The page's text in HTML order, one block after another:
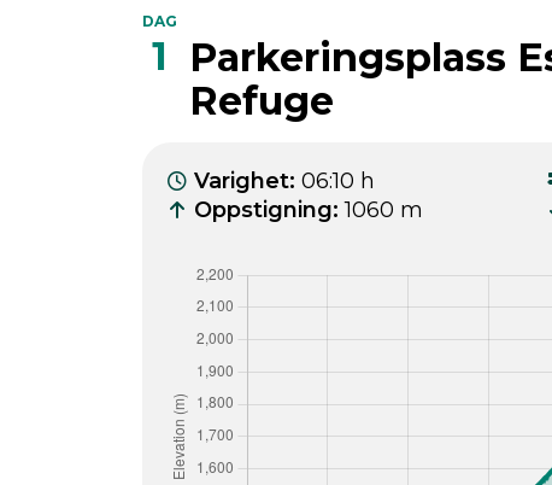
DAG
1
Parkeringsplass
Refuge
Varighet: 06:10 h
Oppstigning: 1060 m